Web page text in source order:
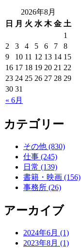
2026年8月
日
月 火 水 木 金 土
« 6月
1
2
3 4 5 6 7
8
9
10 11 12 13 14 15
16 17 18 19 20 21 22
23 24 25 26 27 28 29
30 31
カテゴリー
その他 (830)
仕事 (245)
日常 (139)
書籍・映画 (156)
事務所 (26)
アーカイブ
2024年6月 (1)
2023年8月 (1)